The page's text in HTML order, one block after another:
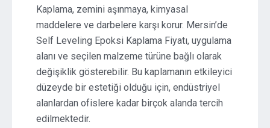
Kaplama, zemini aşınmaya, kimyasal
maddelere ve darbelere karşı korur. Mersin’de
Self Leveling Epoksi Kaplama Fiyatı, uygulama
alanı ve seçilen malzeme türüne bağlı olarak
değişiklik gösterebilir. Bu kaplamanın etkileyici
düzeyde bir estetiği olduğu için, endüstriyel
alanlardan ofislere kadar birçok alanda tercih
edilmektedir.